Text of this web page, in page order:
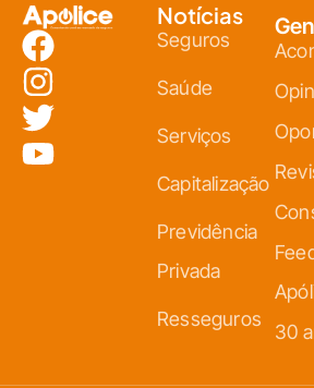
Notícias
Seguros
Saúde
Serviços
Capitalização
Previdência
Privada
Resseguros
30